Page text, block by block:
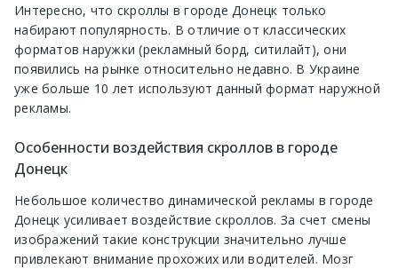
Интересно, что скроллы в городе Донецк только
набирают популярность. В отличие от классических
форматов наружки (рекламный борд, ситилайт), они
появились на рынке относительно недавно. В Украине
уже больше 10 лет используют данный формат наружной
рекламы.
Особенности воздействия скроллов в городе
Донецк
Небольшое количество динамической рекламы в городе
Донецк усиливает воздействие скроллов. За счет смены
изображений такие конструкции значительно лучше
привлекают внимание прохожих или водителей. Мозг